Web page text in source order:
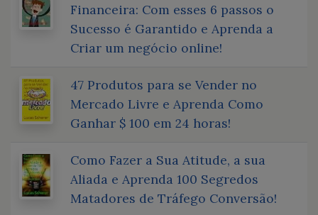
Financeira: Com esses 6 passos o
Sucesso é Garantido e Aprenda a
Criar um negócio online!
47 Produtos para se Vender no
Mercado Livre e Aprenda Como
Ganhar $ 100 em 24 horas!
Como Fazer a Sua Atitude, a sua
Aliada e Aprenda 100 Segredos
Matadores de Tráfego Conversão!